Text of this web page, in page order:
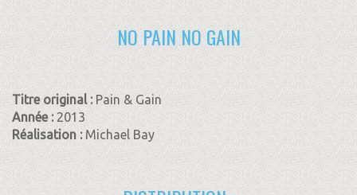
NO PAIN NO GAIN
Titre original : Pain & Gain
Année : 2013
Réalisation :Michael Bay